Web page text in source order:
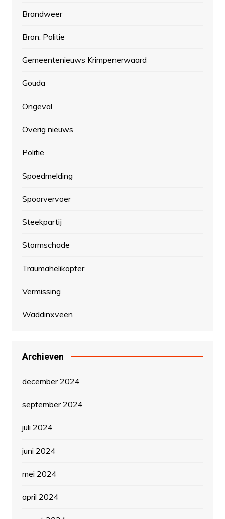
Brandweer
Bron: Politie
Gemeentenieuws Krimpenerwaard
Gouda
Ongeval
Overig nieuws
Politie
Spoedmelding
Spoorvervoer
Steekpartij
Stormschade
Traumahelikopter
Vermissing
Waddinxveen
Archieven
december 2024
september 2024
juli 2024
juni 2024
mei 2024
april 2024